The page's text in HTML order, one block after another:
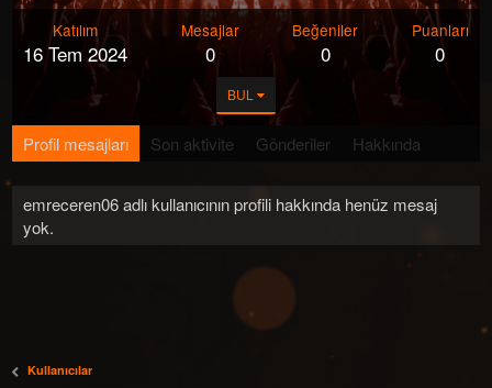
Katılım
16 Tem 2024
Mesajlar
0
Beğeniler
0
Puanları
0
BUL
Profil mesajları Son aktivite Gönderiler Hakkında
emreceren06 adlı kullanıcının profili hakkında henüz mesaj
yok.
Kullanıcılar